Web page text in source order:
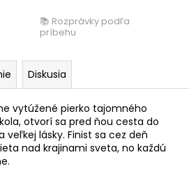
📚 Rozprávky podľa
príbehu
Diskusia
vytúžené pierko tajomného
otvorí sa pred ňou cesta do
veľkej lásky. Finist sa cez deň
nad krajinami sveta, no každú